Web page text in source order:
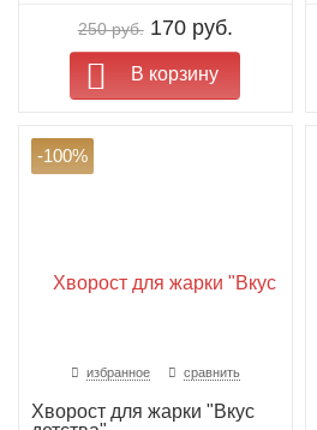
250 руб. 170 руб.
В корзину
-100%
избранное сравнить
Хворост для жарки "Вкус